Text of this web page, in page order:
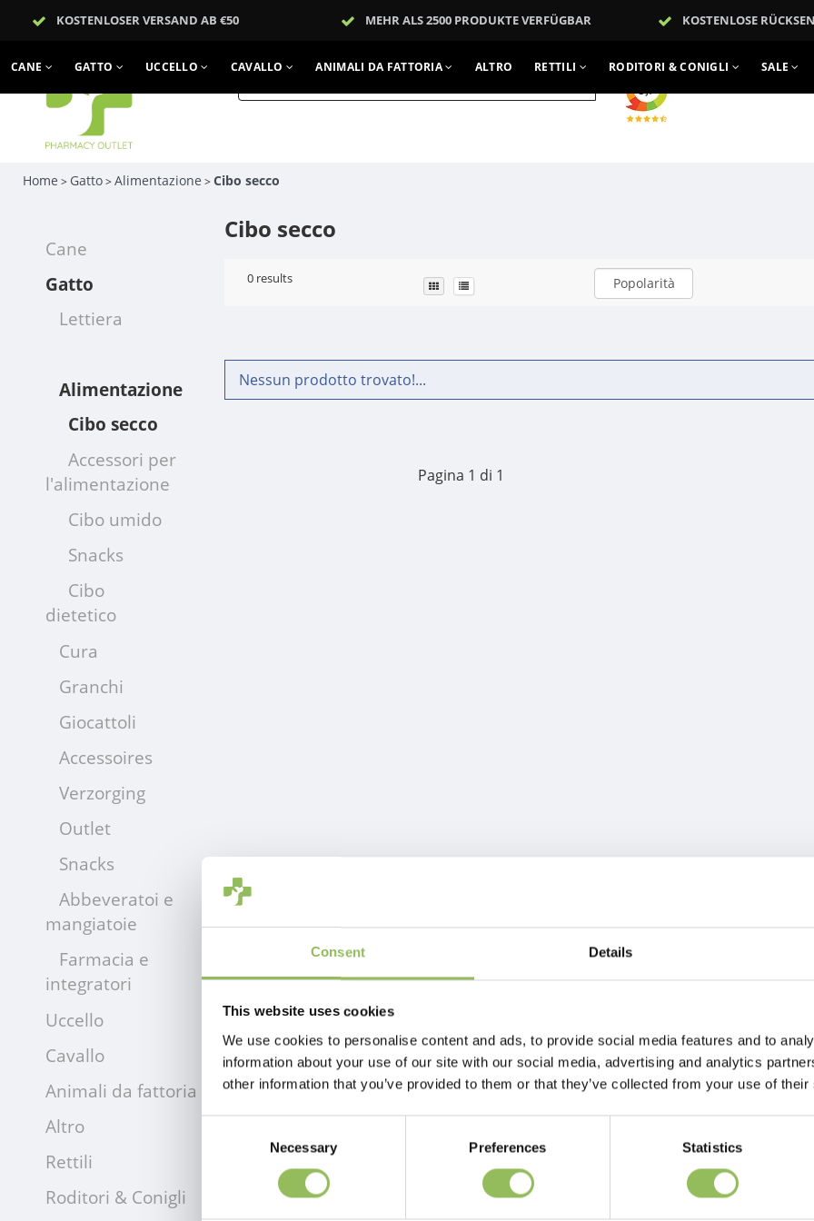
Consent Details
This website uses cookies
We use cookies to personalise content and ads, to provide social media features and to
information about your use of our site with our social media, advertising and analytics
other information that you’ve provided to them or that they’ve collected from your use of
Necessary Preferences Statistics
KOSTENLOSER VERSAND AB €50 MEHR ALS 2500 PRODUKTE VERFÜGBAR KOSTENLOSE
CANE GATTO UCCELLO CAVALLO ANIMALI DA FATTORIA ALTRO RETTILI RODITORI & CONIGLI SALE
Home > Gatto>Alimentazione >Cibo secco
Cane
Gatto
Lettiera
Alimentazione
Cibo secco
Accessori per
l'alimentazione
Cibo umido
Snacks
Cibo
dietetico
Cura
Granchi
Giocattoli
Accessoires
Verzorging
Outlet
Snacks
Abbeveratoi e
mangiatoie
Farmacia e
integratori
Uccello
Cavallo
Animali da fattoria
Altro
Rettili
Roditori & Conigli
Cibo secco
0 results Popolarità
Nessun prodotto trovato!...
Pagina 1 di 1